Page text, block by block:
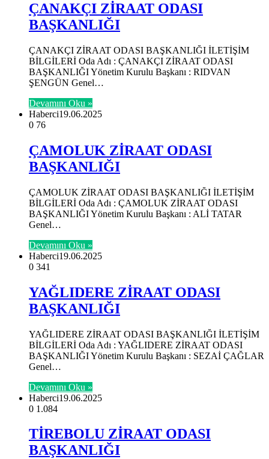
ÇANAKÇI ZİRAAT ODASI
BAŞKANLIĞI
ÇANAKÇI ZİRAAT ODASI BAŞKANLIĞI İLETİŞİM
BİLGİLERİ Oda Adı : ÇANAKÇI ZİRAAT ODASI
BAŞKANLIĞI Yönetim Kurulu Başkanı : RIDVAN
ŞENGÜN Genel…
Devamını Oku »
Haberci19.06.2025
0 76
ÇAMOLUK ZİRAAT ODASI
BAŞKANLIĞI
ÇAMOLUK ZİRAAT ODASI BAŞKANLIĞI İLETİŞİM
BİLGİLERİ Oda Adı : ÇAMOLUK ZİRAAT ODASI
BAŞKANLIĞI Yönetim Kurulu Başkanı : ALİ TATAR
Genel…
Devamını Oku »
Haberci19.06.2025
0 341
YAĞLIDERE ZİRAAT ODASI
BAŞKANLIĞI
YAĞLIDERE ZİRAAT ODASI BAŞKANLIĞI İLETİŞİM
BİLGİLERİ Oda Adı : YAĞLIDERE ZİRAAT ODASI
BAŞKANLIĞI Yönetim Kurulu Başkanı : SEZAİ ÇAĞLAR
Genel…
Devamını Oku »
Haberci19.06.2025
0 1.084
TİREBOLU ZİRAAT ODASI
BAŞKANLIĞI